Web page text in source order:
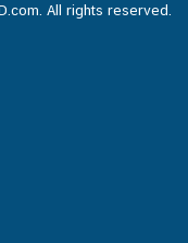
All rights reserved.